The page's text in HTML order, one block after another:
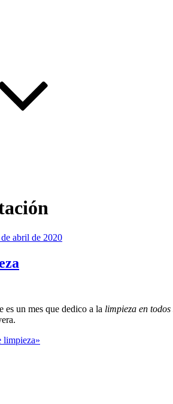
abril de 2020
un mes que dedico a la limpieza en todos
limpieza»